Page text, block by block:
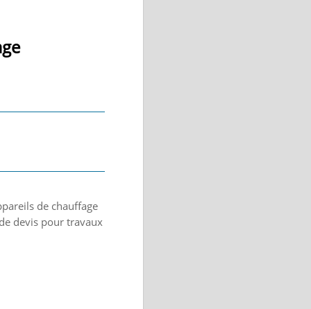
de chauffage
devis pour travaux